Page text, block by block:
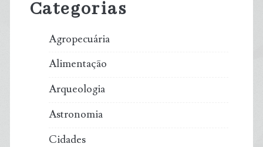
Categorias
Agropecuária
Alimentação
Arqueologia
Astronomia
Cidades